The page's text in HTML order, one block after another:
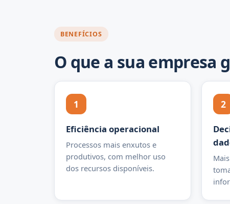
BENEFÍCIOS
O que a sua empresa
1
Eficiência operacional
Processos mais enxutos e
produtivos, com melhor uso
dos recursos disponíveis.
2